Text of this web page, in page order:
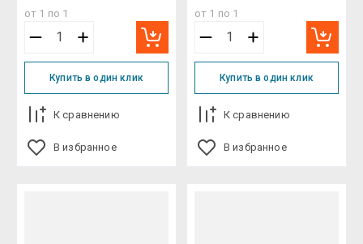
от 1 по 1
Купить в один клик
К сравнению
В избранное
от 1 по 1
Купить в один клик
К сравнению
В избранное